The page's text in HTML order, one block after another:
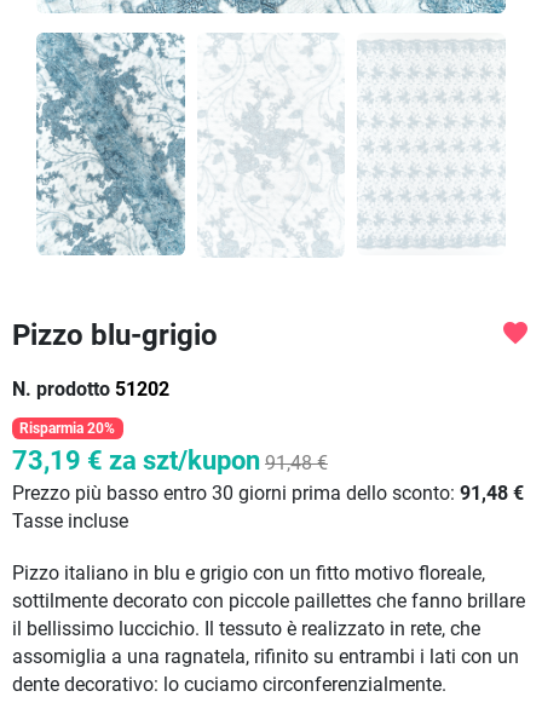
Pizzo blu-grigio
N. prodotto 51202
favorite
Risparmia 20%
73,19 € za szt/kupon 91,48 €
Prezzo più basso entro 30 giorni prima dello sconto: 91,48 €
Tasse incluse
Pizzo italiano in blu e grigio con un fitto motivo floreale,
sottilmente decorato con piccole paillettes che fanno brillare
il bellissimo luccichio. Il tessuto è realizzato in rete, che
assomiglia a una ragnatela, rifinito su entrambi i lati con un
dente decorativo: lo cuciamo circonferenzialmente.